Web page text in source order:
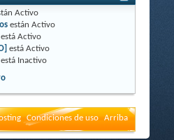
Activo
estánActivo
estáActivo
estáActivo
Inactivo
Condiciones de uso Arriba